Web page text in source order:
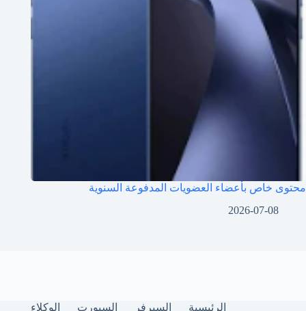
محتوى خاص بأعضاء العضويات المدفوعة السنوية
2026-07-08
الرئيسية السيرفر السبورت الوكلاء